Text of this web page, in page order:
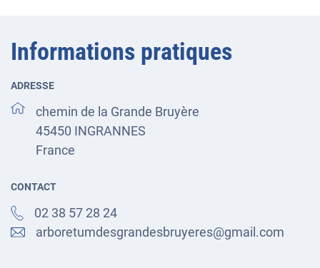
Informations pratiques
ADRESSE
chemin de la Grande Bruyère
45450 INGRANNES
France
CONTACT
02 38 57 28 24
arboretumdesgrandesbruyeres@gmail.com